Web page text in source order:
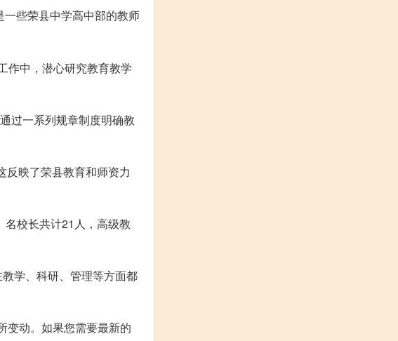
一些荣县中学高中部的教师
作中，潜心研究教育教学
过一系列规章制度明确教
反映了荣县教育和师资力
校长共计21人，高级教
学、科研、管理等方面都
变动。如果您需要最新的